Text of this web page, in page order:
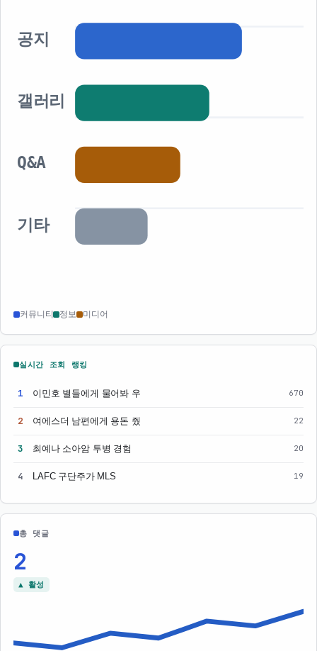
공지
갤러리
Q&A
기타
커뮤니티 정보 미디어
실시간 조회 랭킹
1 이민호 별들에게 물어봐 우 670
2 여에스더 남편에게 용돈 줬 22
3 최예나 소아암 투병 경험 20
4 LAFC 구단주가 MLS 19
총 댓글
2
▲ 활성